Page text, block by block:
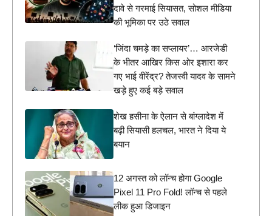
दावे से गरमाई सियासत, सोशल मीडिया
की भूमिका पर उठे सवाल
‘जिंदा चमड़े का सप्लायर’… आरजेडी
के भीतर आखिर किस ओर इशारा कर
गए भाई वीरेंद्र? तेजस्वी यादव के सामने
खड़े हुए कई बड़े सवाल
शेख हसीना के ऐलान से बांग्लादेश में
बढ़ी सियासी हलचल, भारत ने दिया ये
बयान
12 अगस्त को लॉन्च होगा Google
Pixel 11 Pro Fold! लॉन्च से पहले
लीक हुआ डिजाइन